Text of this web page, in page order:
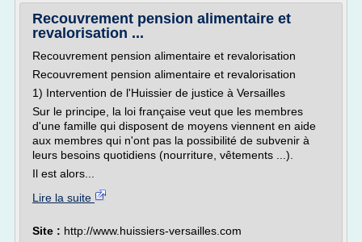
Recouvrement pension alimentaire et
revalorisation ...
Recouvrement pension alimentaire et revalorisation
Recouvrement pension alimentaire et revalorisation
1) Intervention de l'Huissier de justice à Versailles
Sur le principe, la loi française veut que les membres
d'une famille qui disposent de moyens viennent en aide
aux membres qui n'ont pas la possibilité de subvenir à
leurs besoins quotidiens (nourriture, vêtements ...).
Il est alors...
Lire la suite
Site : http://www.huissiers-versailles.com